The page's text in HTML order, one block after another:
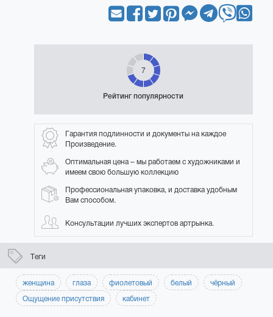
7
Рейтинг популярности
Гарантия подлинности и документы на каждое
Произведение.
Оптимальная цена – мы работаем с художниками и
имеем свою большую коллекцию
Профессиональная упаковка, и доставка удобным
Вам способом.
Консультации лучших экспертов артрынка.
Теги
женщина глаза фиолетовый белый
чёрный
Ощущение присутствия
кабинет